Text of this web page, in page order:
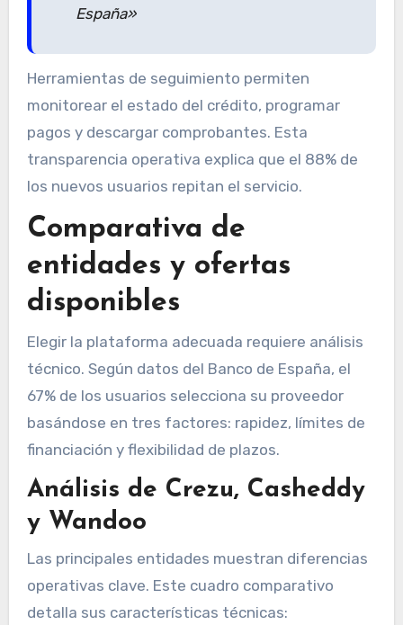
España»
Herramientas de seguimiento permiten
monitorear el estado del crédito, programar
pagos y descargar comprobantes. Esta
transparencia operativa explica que el 88% de
los nuevos usuarios repitan el servicio.
Comparativa de
entidades y ofertas
disponibles
Elegir la plataforma adecuada requiere análisis
técnico. Según datos del Banco de España, el
67% de los usuarios selecciona su proveedor
basándose en tres factores: rapidez, límites de
financiación y flexibilidad de plazos.
Análisis de Crezu, Casheddy
y Wandoo
Las principales entidades muestran diferencias
operativas clave. Este cuadro comparativo
detalla sus características técnicas: